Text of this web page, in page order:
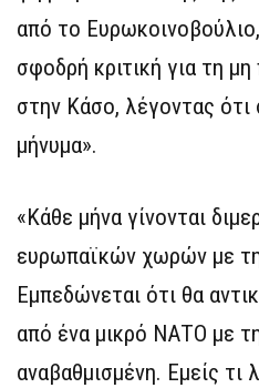
από το
σφοδρή κριτική για τη
στην Κάσο, λέγοντας ότι
μήνυμα».
«Κάθε μήνα γίνονται
ευρωπαϊκών χωρών με
Εμπεδώνεται ότι θα
από ένα μικρό ΝΑΤΟ με
αναβαθμισμένη. Εμείς τι